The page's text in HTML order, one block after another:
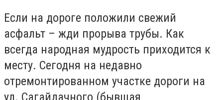
Если на дороге положили свежий
асфальт – жди прорыва трубы. Как
всегда народная мудрость приходится к
месту. Сегодня на недавно
отремонтированном участке дороги на
ул. Сагайдачного (бывшая